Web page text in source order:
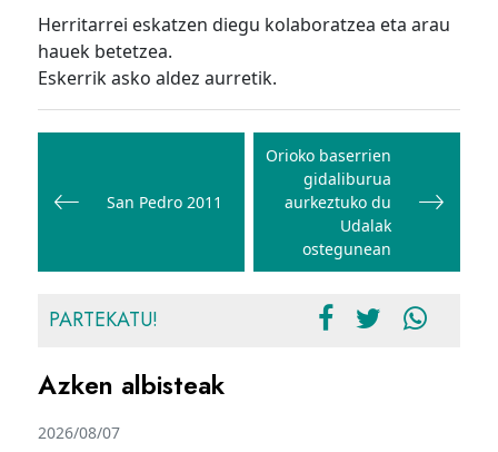
Herritarrei eskatzen diegu kolaboratzea eta arau
hauek betetzea.
Eskerrik asko aldez aurretik.
Bidalketetan
nabigatuSan Pedro 2011
Orioko baserrien
gidaliburua
aurkeztuko du
Udalak
ostegunean
PARTEKATU!
Azken albisteak
2026/08/07